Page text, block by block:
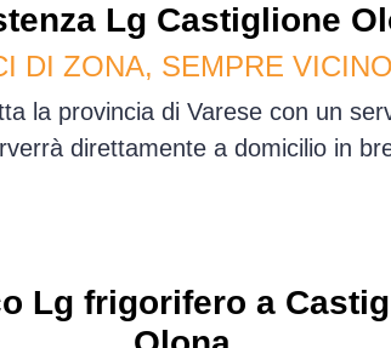
Lg Castiglione
DI ZONA, SEMPRE
la provincia di Varese con un
direttamente a domicilio in
Lg frigorifero a